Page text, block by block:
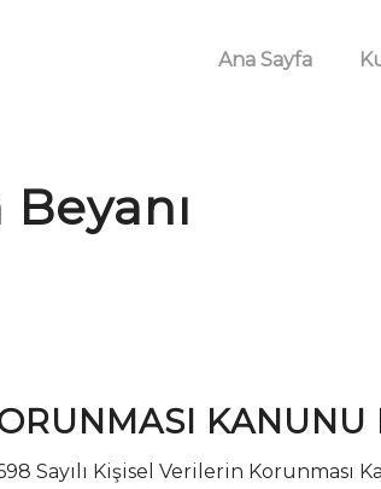
Ana Sayfa
Beyanı
Sayılı Kişisel Verilerin